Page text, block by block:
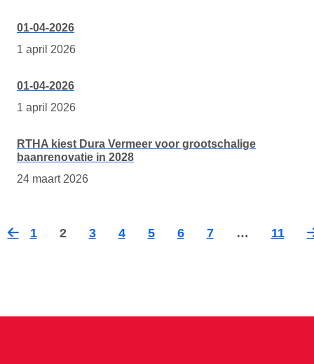
01-04-2026
1 april 2026
01-04-2026
1 april 2026
RTHA kiest Dura Vermeer voor grootschalige
baanrenovatie in 2028
24 maart 2026
1 2 3 4 5 6 7 …
11